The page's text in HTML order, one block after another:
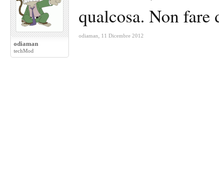
odiaman
techMod
qualcosa. Non fare
odiaman 11 Dicembre 2012